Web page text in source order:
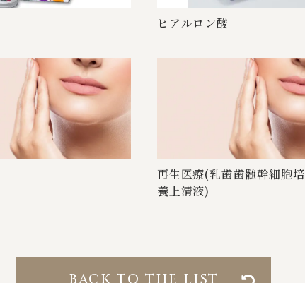
ヒア ル ロ ン 酸
再生医療(乳歯歯髄幹細胞培
養 上 清 液 )